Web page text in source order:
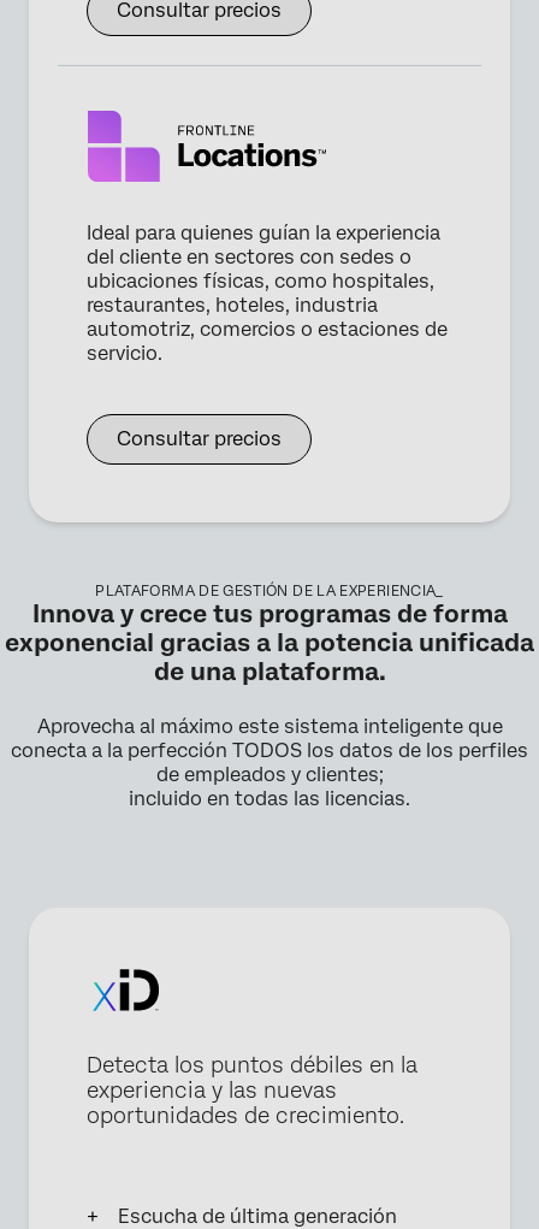
Consultar precios
Ideal para quienes guían la experiencia
del cliente en sectores con sedes o
ubicaciones físicas, como hospitales,
restaurantes, hoteles, industria
automotriz, comercios o estaciones de
servicio.
Consultar precios
PLATAFORMA DE GESTIÓN DE LA EXPERIENCIA_
Innova y crece tus programas de forma
exponencial gracias a la potencia unificada
de una plataforma.
Aprovecha al máximo este sistema inteligente que
conecta a la perfección TODOS los datos de los perfiles
de empleados y clientes;
incluido en todas las licencias.
Detecta los puntos débiles en la
experiencia y las nuevas
oportunidades de crecimiento.
Escucha de última generación